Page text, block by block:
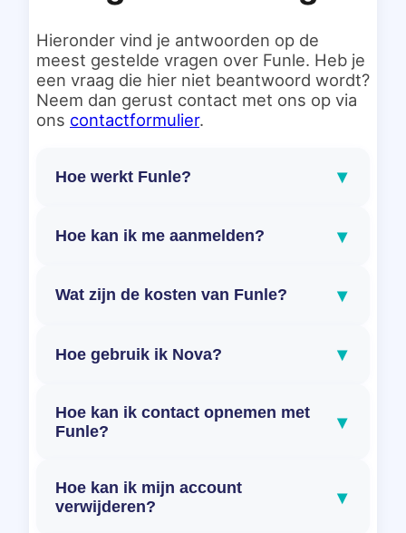
Hieronder vind je antwoorden op de
meest gestelde vragen over Funle. Heb je
een vraag die hier niet beantwoord wordt?
Neem dan gerust contact met ons op via
ons contactformulier.
Hoe werkt Funle? ▾
Hoe kan ik me aanmelden? ▾
Wat zijn de kosten van Funle? ▾
Hoe gebruik ik Nova? ▾
Hoe kan ik contact opnemen met
Funle?
▾
Hoe kan ik mijn account
verwijderen?
▾